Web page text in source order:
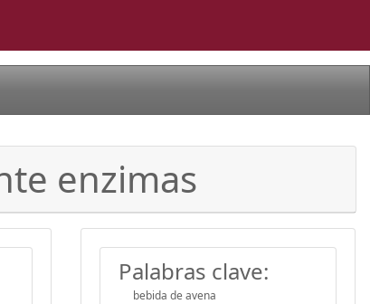
enzimas
Palabras clave:
bebida de avena